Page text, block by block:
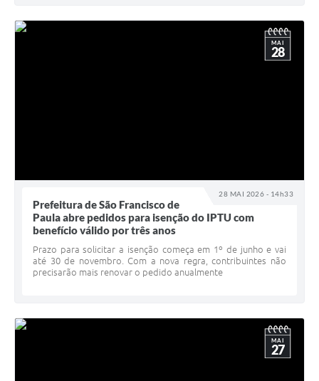
28 MAI 2026 - 14h33
MAI
28
Prefeitura de São Francisco de
Paula abre pedidos para isenção do IPTU com
benefício válido por três anos
Prazo para solicitar a isenção começa em 1º de junho e vai
até 30 de novembro. Com a nova regra, contribuintes não
precisarão mais renovar o pedido anualmente
MAI
27